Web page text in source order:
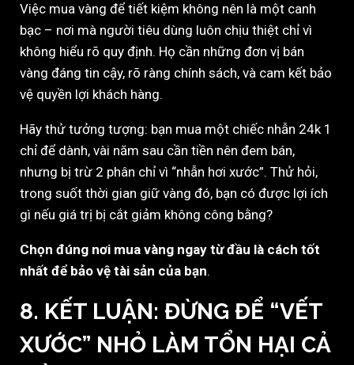
Việc mua vàng để tiết kiệm không nên là một canh
bạc – nơi mà người tiêu dùng luôn chịu thiệt chỉ vì
không hiểu rõ quy định. Họ cần những đơn vị bán
vàng đáng tin cậy, rõ ràng chính sách, và cam kết bảo
vệ quyền lợi khách hàng.
Hãy thử tưởng tượng: bạn mua một chiếc nhẫn 24k 1
chỉ để dành, vài năm sau cần tiền nên đem bán,
nhưng bị trừ 2 phân chỉ vì “nhẫn hơi xước”. Thử hỏi,
trong suốt thời gian giữ vàng đó, bạn có được lợi ích
gì nếu giá trị bị cắt giảm không công bằng?
Chọn đúng nơi mua vàng ngay từ đầu là cách tốt
nhất để bảo vệ tài sản của bạn.
8. KẾT LUẬN: ĐỪNG ĐỂ “VẾT
XƯỚC” NHỎ LÀM TỔN HẠI CẢ